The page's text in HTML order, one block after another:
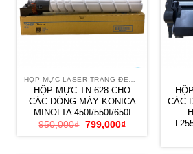
HỘP MỰC TN-628 CHO
CÁC DÒNG MÁY KONICA
MINOLTA 450I/550I/650I
950,000₫ Giá
799,000₫Giá
CÁC